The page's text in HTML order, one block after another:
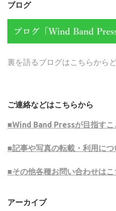
ブログ
裏を語るブログはこちらからど
ご連絡などはこちらから
■Wind Band Pressが目指すこ
■記事や写真の転載・利用につ
■その他各種お問い合わせはこ
アーカイブ